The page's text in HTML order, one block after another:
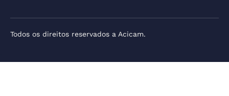
Todos os direitos reservados a Acicam.